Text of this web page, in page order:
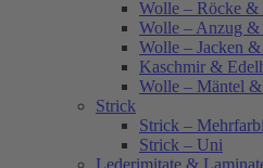
Wolle – Röcke
Wolle – Anzug
Wolle – Jacken
Kaschmir &
Wolle – Mäntel
Strick
Strick –
Strick – Uni